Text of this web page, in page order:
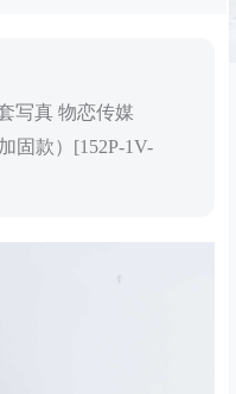
写真 物恋传媒
固款）[152P-1V-